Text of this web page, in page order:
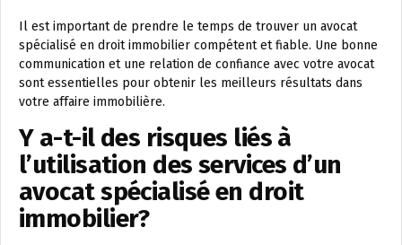
Il est important de prendre le temps de trouver un avocat
spécialisé en droit immobilier compétent et fiable. Une bonne
communication et une relation de confiance avec votre avocat
sont essentielles pour obtenir les meilleurs résultats dans
votre affaire immobilière.
Y a-t-il des risques liés à
l’utilisation des services d’un
avocat spécialisé en droit
immobilier?